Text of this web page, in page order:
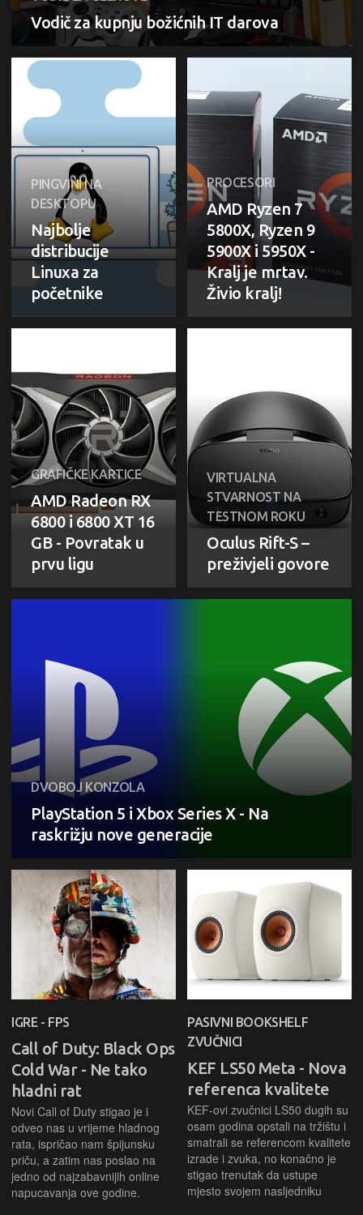
Vodič za kupnju božićnih IT darova
PINGVINI NA
DESKTOPU
Najbolje
distribucije
Linuxa za
početnike
PROCESORI
AMD Ryzen 7
5800X, Ryzen 9
5900X i 5950X -
Kralj je mrtav.
Živio kralj!
GRAFIČKE KARTICE
AMD Radeon RX
6800 i 6800 XT 16
GB - Povratak u
prvu ligu
VIRTUALNA
STVARNOST NA
TESTNOM ROKU
Oculus Rift-S –
preživjeli govore
DVOBOJ KONZOLA
PlayStation 5 i Xbox Series X - Na
raskrižju nove generacije
IGRE - FPS
Call of Duty: Black Ops
Cold War - Ne tako
hladni rat
Novi Call of Duty stigao je i
odveo nas u vrijeme hladnog
rata, ispričao nam špijunsku
priču, a zatim nas poslao na
jedno od najzabavnijih online
napucavanja ove godine.
PASIVNI BOOKSHELF
ZVUČNICI
KEF LS50 Meta - Nova
referenca kvalitete
KEF-ovi zvučnici LS50 dugih su
osam godina opstali na tržištu i
smatrali se referencom kvalitete
izrade i zvuka, no konačno je
stigao trenutak da ustupe
mjesto svojem nasljedniku